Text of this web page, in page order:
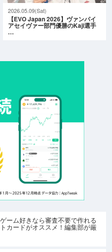
2026.05.09(Sat)
【EVO Japan 2026】ヴァンパイ
アセイヴァー部門優勝のKaji選手
…
ーム好きなら審査不要で作れる
カードがオススメ！編集部が厳